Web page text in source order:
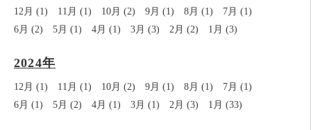
12月 (1) 11月 (1) 10月 (2) 9月 (1) 8月 (1)
7月 (1)
6月 (2)
5月 (1) 4月 (1) 3月 (3) 2月 (2) 1月 (3)
2024年
12月 (1) 11月 (1) 10月 (2) 9月 (1) 8月 (1)
7月 (1)
6月 (1)
5月 (2) 4月 (1) 3月 (1) 2月 (3) 1月 (33)